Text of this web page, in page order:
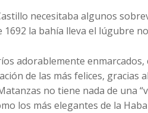
necesitaba algunos
la bahía lleva el lúgubre
adorablemente enmarcados,
de las más felices, gracias
no tiene nada de una
los más elegantes de la